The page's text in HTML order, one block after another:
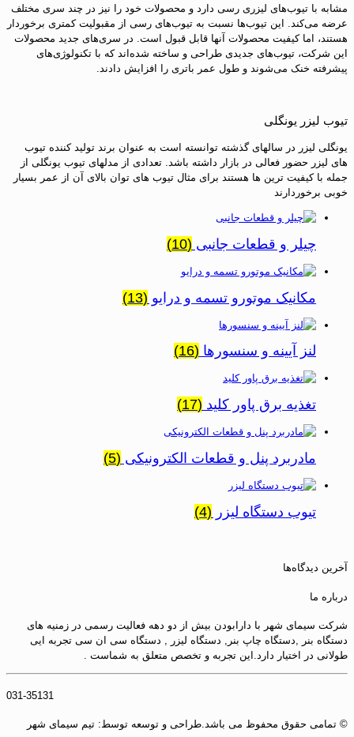
مشابه با تیوب‌های لیزری رسی دارد و محصولات خود را نیز در چند سری مختلف
عرضه می‌کند. این تیوب‌ها نسبت به تیوب‌های رسی از مقبولیت کمتری برخوردار
هستند، اما کیفیت محصولات آنها قابل قبول است. در سری‌های جدید محصولات
این شرکت، تیوب‌های جدیدی طراحی و ساخته شده‌اند که با تکنولوژی‌های
پیشرفته خنک می‌شوند و طول عمر باتری را افزایش دادند.
تیوب لیزر یونگلی
یونگلی لیزر در سالهای گذشته توانسته است به عنوان برند تولید کننده تیوب
های لیزر حضور فعالی در بازار داشته باشد. تعدادی از مدلهای تیوب یونگلی از
جمله با کیفیت ترین ها هستند برای مثال تیوب های توان بالای آن از عمر بسیار
خوبی برخوردارند
چیلر و قطعات جانبی (10)
مکانیک موتورو تسمه و درایو (13)
لنز آیینه و سنسورها (16)
تغذیه برق پاور کلید (17)
مادربرد پنل و قطعات الکترونیکی (5)
تیوب دستگاه لیزر (4)
آخرین دیدگاه‌ها
درباره ما
شرکت سیمای شهر با دارابودن بیش از دو دهه فعالیت رسمی در زمنیه های
دستگاه بنر ,دستگاه چاپ بنر, دستگاه لیزر , دستگاه سی ان سی تجربه ایی
طولانی در اختیار دارد.این تجربه و تخصص متعلق به شماست .
031-35131
© تمامی حقوق محفوظ می باشد.طراحی و توسعه توسط: تیم سیمای شهر